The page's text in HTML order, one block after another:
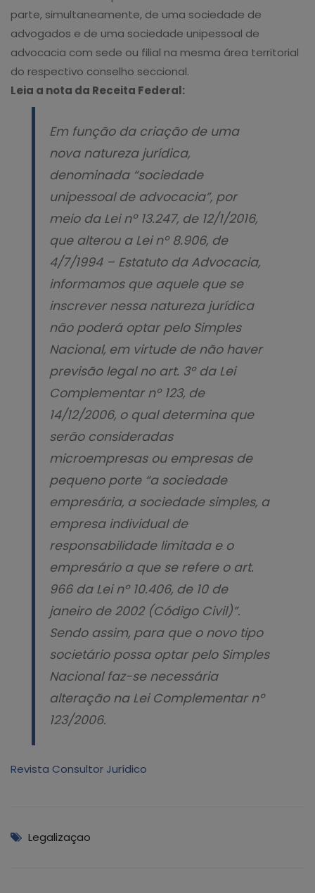
parte, simultaneamente, de uma sociedade de
advogados e de uma sociedade unipessoal de
advocacia com sede ou filial na mesma área territorial
do respectivo conselho seccional.
Leia a nota da Receita Federal:
Em função da criação de uma
nova natureza jurídica,
denominada “sociedade
unipessoal de advocacia”, por
meio da Lei nº 13.247, de 12/1/2016,
que alterou a Lei nº 8.906, de
4/7/1994 – Estatuto da Advocacia,
informamos que aquele que se
inscrever nessa natureza jurídica
não poderá optar pelo Simples
Nacional, em virtude de não haver
previsão legal no art. 3º da Lei
Complementar nº 123, de
14/12/2006, o qual determina que
serão consideradas
microempresas ou empresas de
pequeno porte “a sociedade
empresária, a sociedade simples, a
empresa individual de
responsabilidade limitada e o
empresário a que se refere o art.
966 da Lei nº 10.406, de 10 de
janeiro de 2002 (Código Civil)”.
Sendo assim, para que o novo tipo
societário possa optar pelo Simples
Nacional faz-se necessária
alteração na Lei Complementar nº
123/2006.
Revista Consultor Jurídico
Legalizaçao